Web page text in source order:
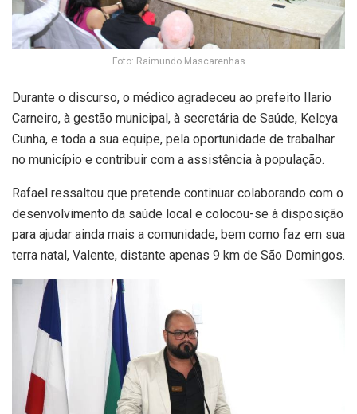
Foto: Raimundo Mascarenhas
Durante o discurso, o médico agradeceu ao prefeito Ilario
Carneiro, à gestão municipal, à secretária de Saúde, Kelcya
Cunha, e toda a sua equipe, pela oportunidade de trabalhar
no município e contribuir com a assistência à população.
Rafael ressaltou que pretende continuar colaborando com o
desenvolvimento da saúde local e colocou-se à disposição
para ajudar ainda mais a comunidade, bem como faz em sua
terra natal, Valente, distante apenas 9 km de São Domingos.